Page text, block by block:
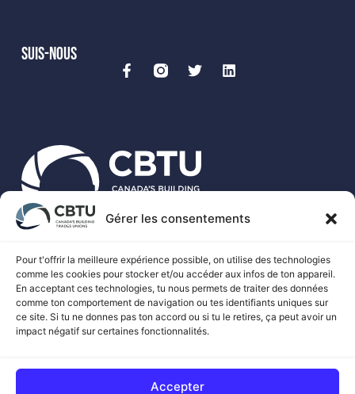
Gérer les consentements
Pour t'offrir la meilleure expérience possible, on utilise des technologies
comme les cookies pour stocker et/ou accéder aux infos de ton appareil.
En acceptant ces technologies, tu nous permets de traiter des données
comme ton comportement de navigation ou tes identifiants uniques sur
ce site. Si tu ne donnes pas ton accord ou si tu le retires, ça peut avoir un
impact négatif sur certaines fonctionnalités.
Accepter
travailleurs syndiqués des métiers spécialisés au Canada.
SUIS-NOUS
© 2026 SYNDICATS DES MÉTIERS DU BÂTIMENT DU CANADA